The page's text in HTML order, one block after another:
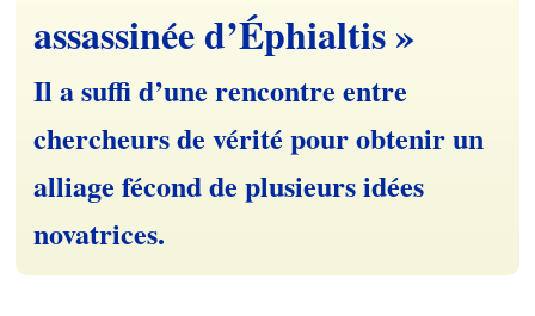
assassinée d’Éphialtis »
Il a suffi d’une rencontre entre
chercheurs de vérité pour obtenir un
alliage fécond de plusieurs idées
novatrices.